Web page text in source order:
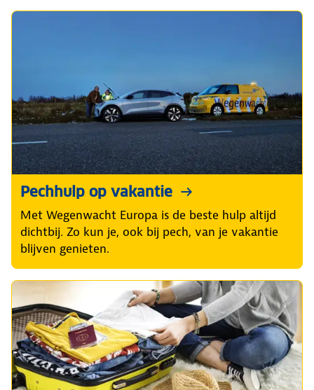
Pechhulp op vakantie
Met Wegenwacht Europa is de beste hulp altijd
dichtbij. Zo kun je, ook bij pech, van je vakantie
blijven genieten.